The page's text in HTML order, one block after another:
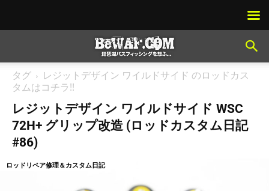
タグ
レジットデザイン ワイルドサイド のロッドカス
タムはコチラ!!
レジットデザイン ワイルドサイド WSC
72H+ グリップ改造 (ロッドカスタム日記
#86)
ロッドリペア修理＆カスタム日記